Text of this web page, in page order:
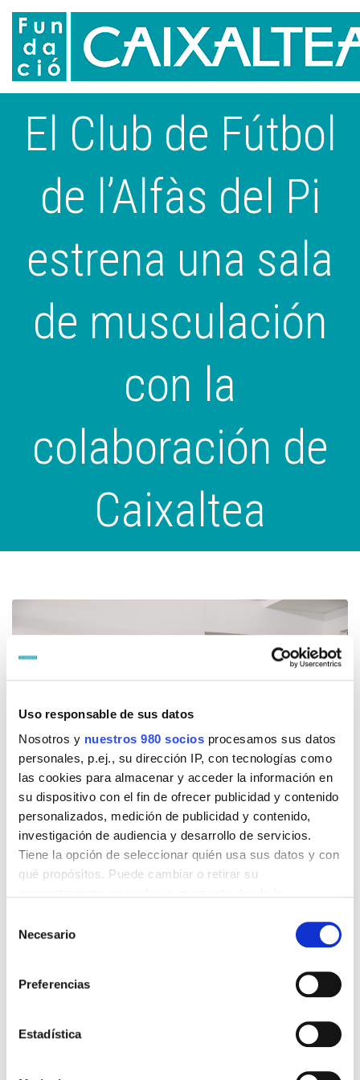
Uso responsable de sus datos
Nosotros y nuestros 980 socios procesamos sus datos
personales, p.ej., su dirección IP, con tecnologías como
las cookies para almacenar y acceder la información en
su dispositivo con el fin de ofrecer publicidad y contenido
personalizados, medición de publicidad y contenido,
investigación de audiencia y desarrollo de servicios.
Tiene la opción de seleccionar quién usa sus datos y con
qué propósitos. Puede cambiar o retirar su
consentimiento.
Obtenga más información sobre cómo se procesan sus
datos personales y establezca sus preferencias en la
consentimiento en cualquier momento en la Declaración
Necesario
Preferencias
Estadística
El Club de Fútbol
de l’Alfàs del Pi
estrena una sala
de musculación
con la
colaboración de
Caixaltea
El pasado 23 de noviembre el presidente del Club
nueva sala de musculación y recuperación que ha
habilitado este club con la colaboración de Caixaltea,
que ha sufragado la compra de máquinas que
servirán para mejorar la recuperación de lesiones de